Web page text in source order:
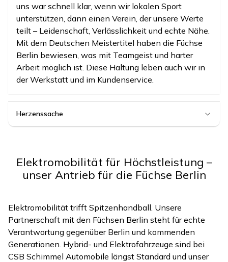
uns war schnell klar, wenn wir lokalen Sport
unterstützen, dann einen Verein, der unsere Werte
teilt – Leidenschaft, Verlässlichkeit und echte Nähe.
Mit dem Deutschen Meistertitel haben die Füchse
Berlin bewiesen, was mit Teamgeist und harter
Arbeit möglich ist. Diese Haltung leben auch wir in
der Werkstatt und im Kundenservice.
Herzenssache
Elektromobilität für Höchstleistung –
unser Antrieb für die Füchse Berlin
Elektromobilität trifft Spitzenhandball. Unsere
Partnerschaft mit den Füchsen Berlin steht für echte
Verantwortung gegenüber Berlin und kommenden
Generationen. Hybrid- und Elektrofahrzeuge sind bei
CSB Schimmel Automobile längst Standard und unser